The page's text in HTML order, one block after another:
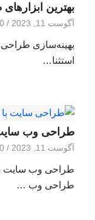
بهترین
آگوست 11, 2023 / 0 دیدگاه
بهینه‌سازی
استثنا…
طراحی وب
آگوست 11, 2023 / 0 دیدگاه
طراحی وب سایت با
طراحی وب …